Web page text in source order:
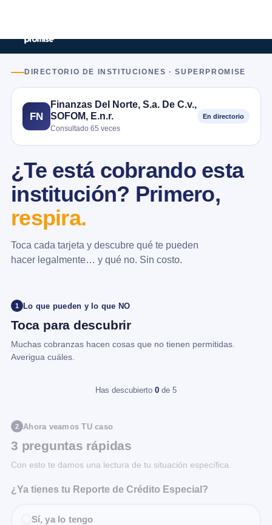
DIRECTORIO DE INSTITUCIONES · SUPERPROMISE
FN
Finanzas Del Norte, S.a. De C.v.,
SOFOM, E.n.r.
Consultado 65 veces
En directorio
¿Te está cobrando esta
institución? Primero,
respira.
Toca cada tarjeta y descubre qué te pueden
hacer legalmente… y qué no. Sin costo.
1 Lo que pueden y lo que NO
Toca para descubrir
Muchas cobranzas hacen cosas que no tienen permitidas.
Averigua cuáles.
Has descubierto 0 de 5
2 Ahora veamos TU caso
3 preguntas rápidas
Con esto te damos una lectura de tu situación específica.
¿Ya tienes tu Reporte de Crédito Especial?
Sí, ya lo tengo